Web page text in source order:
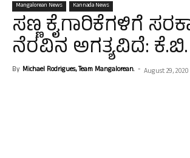
Mangalorean News Kannada News
ಸಣ್ಣ ಕೈಗಾರಿಕೆಗಳಿಗೆ
ನೆರವಿನ ಅಗತ್ಯವಿದೆ:
By Michael Rodrigues, Team Mangalorean. - August 29, 2020